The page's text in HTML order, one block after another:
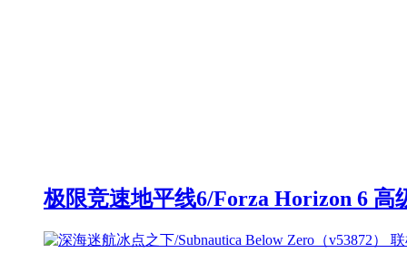
极限竞速地平线6/Forza Horizon 6 高